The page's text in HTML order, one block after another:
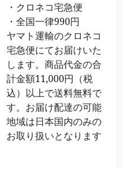
・クロネコ宅急便
・全国一律990円
ヤマト運輸のクロネコ
宅急便にてお届けいた
します。商品代金の合
計金額11,000円（税
込）以上で送料無料で
す。お届け配達の可能
地域は日本国内のみの
お取り扱いとなります